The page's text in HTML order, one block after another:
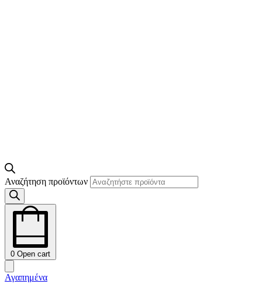
Αναζήτηση προϊόντων
0 Open cart
Αγαπημένα